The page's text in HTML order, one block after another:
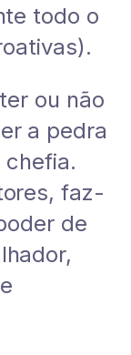
todo o
ou não
a pedra
chefia.
faz-
de